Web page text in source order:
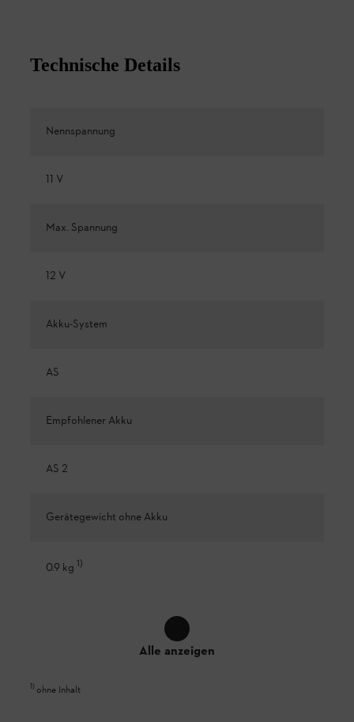
Technische Details
Nennspannung
11 V
Max. Spannung
12 V
Akku-System
AS
Empfohlener Akku
AS 2
Gerätegewicht ohne Akku
0.9 kg 1)
Alle anzeigen
1) ohne Inhalt